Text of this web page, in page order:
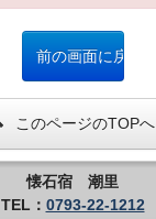
このページのTOPへ
懐石宿 潮里
TEL： 0793-22-1212